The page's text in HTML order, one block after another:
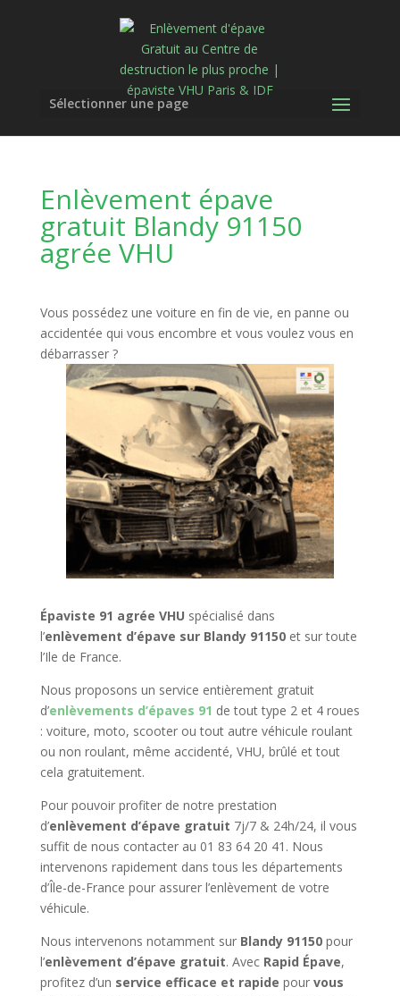
Sélectionner une page
Enlèvement épave
gratuit Blandy 91150
agrée VHU
Vous possédez une voiture en fin de vie, en panne ou
accidentée qui vous encombre et vous voulez vous en
débarrasser ?
Épaviste 91 agrée VHU spécialisé dans
l’enlèvement d’épave sur Blandy 91150et sur toute
l’Ile de France.
Nous proposons un service entièrement gratuit
d’enlèvements d’épaves 91 de tout type 2 et 4 roues
: voiture, moto, scooter ou tout autre véhicule roulant
ou non roulant, même accidenté, VHU, brûlé et tout
cela gratuitement.
Pour pouvoir profiter de notre prestation
d’enlèvement d’épave gratuit 7j/7 & 24h/24, il vous
suffit de nous contacter au 01 83 64 20 41. Nous
intervenons rapidement dans tous les départements
d’Île-de-France pour assurer l’enlèvement de votre
véhicule.
Nous intervenons notamment sur Blandy 91150pour
l’enlèvement d’épave gratuit. Avec Rapid Épave,
profitez d’un service efficace et rapide pour vous